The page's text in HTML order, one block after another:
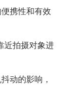
携性和有效
近拍摄对象进
动的影响，